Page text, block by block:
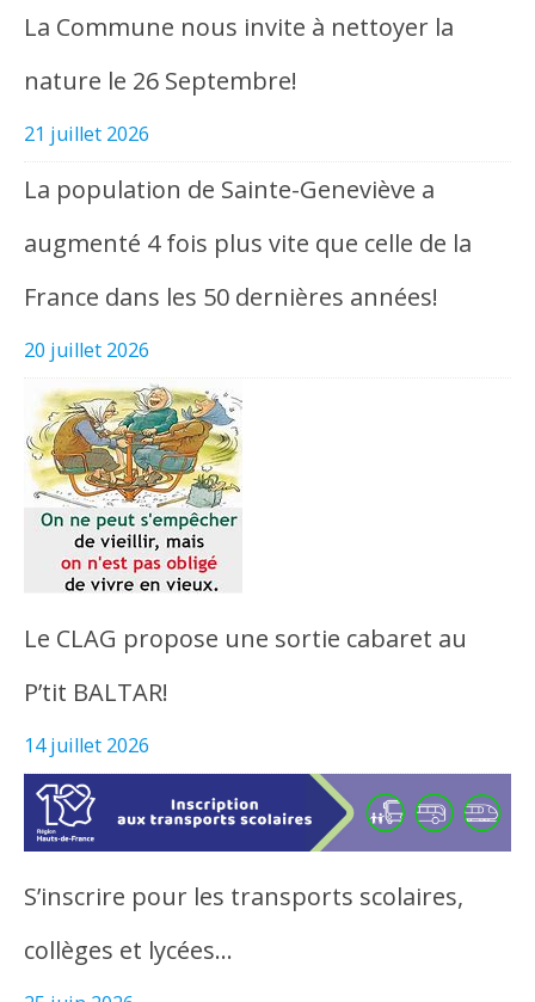
La Commune nous invite à nettoyer la
nature le 26 Septembre!
21 juillet 2026
La population de Sainte-Geneviève a
augmenté 4 fois plus vite que celle de la
France dans les 50 dernières années!
20 juillet 2026
Le CLAG propose une sortie cabaret au
P’tit BALTAR!
14 juillet 2026
S’inscrire pour les transports scolaires,
collèges et lycées…